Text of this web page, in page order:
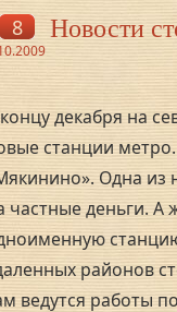
8 Новости
декабря на
станции
Одна из
частные деньги.
районов
ведутся работы